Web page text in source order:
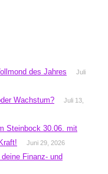
des Jahres
Juli
Wachstum?
Juli 13,
Steinbock 30.06. mit
Juni 29, 2026
Finanz- und